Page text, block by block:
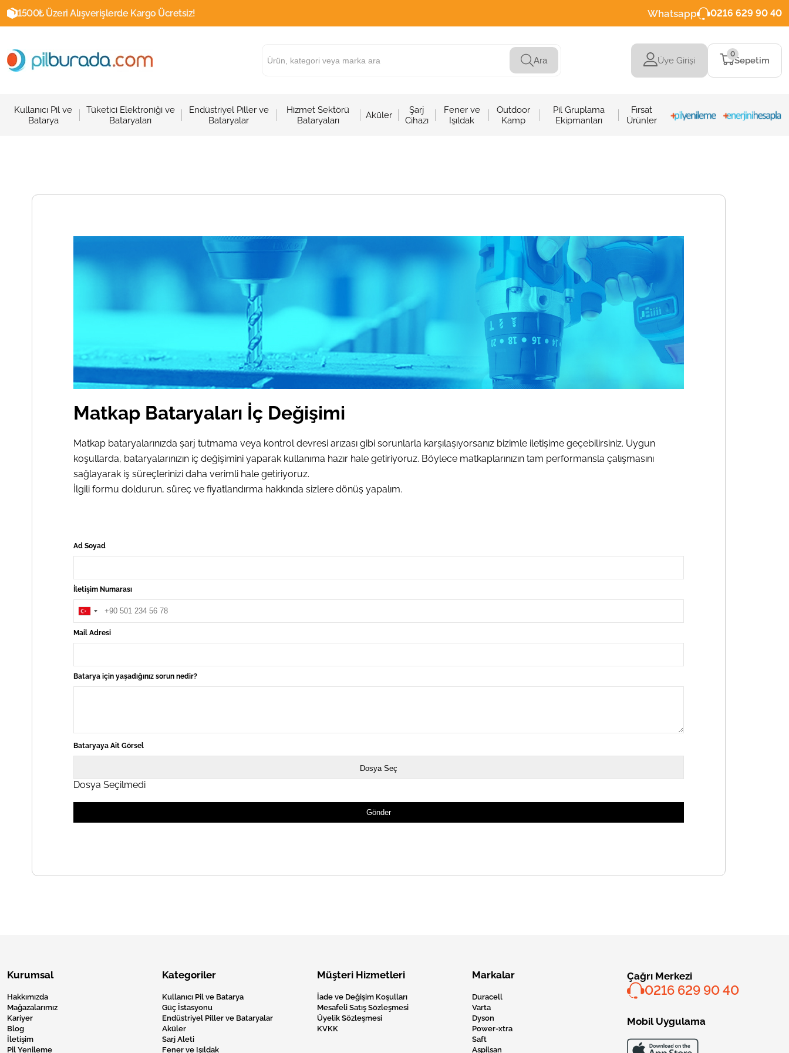
1500₺ Üzeri Alışverişlerde Kargo Ücretsiz! Whatsapp 0216 629 90 40
Ara Üye Girişi Sepetim
0
Kullanıcı Pil ve
Batarya
Tüketici Elektroniği ve
Bataryaları
Endüstriyel Piller ve
Bataryalar
Hizmet Sektörü
Bataryaları
Aküler
Şarj
Cihazı
Fener ve
Işıldak
Outdoor
Kamp
Pil Gruplama
Ekipmanları
Fırsat
Ürünler
Matkap Bataryaları İç Değişimi
Matkap bataryalarınızda şarj tutmama veya kontrol devresi arızası gibi sorunlarla karşılaşıyorsanız bizimle iletişime geçebilirsiniz. Uygun
koşullarda, bataryalarınızın iç değişimini yaparak kullanıma hazır hale getiriyoruz. Böylece matkaplarınızın tam performansla çalışmasını
sağlayarak iş süreçlerinizi daha verimli hale getiriyoruz.
İlgili formu doldurun, süreç ve fiyatlandırma hakkında sizlere dönüş yapalım.
Ad Soyad
İletişim Numarası
Mail Adresi
Batarya için yaşadığınız sorun nedir?
Bataryaya Ait Görsel
Dosya Seçilmedi
Gönder
Kurumsal
Hakkımızda
Mağazalarımız
Kariyer
Blog
İletişim
Pil Yenileme
Kategoriler
Kullanıcı Pil ve Batarya
Güç İstasyonu
Endüstriyel Piller ve Bataryalar
Aküler
Sarj Aleti
Fener ve Işıldak
Müşteri Hizmetleri
İade ve Değişim Koşulları
Mesafeli Satış Sözleşmesi
Üyelik Sözleşmesi
KVKK
Markalar
Duracell
Varta
Dyson
Power-xtra
Saft
Aspilsan
Çağrı Merkezi
0216 629 90 40
Mobil Uygulama